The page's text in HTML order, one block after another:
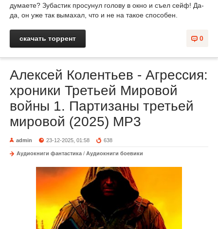
думаете? Зубастик просунул голову в окно и съел сейф! Да-
да, он уже так вымахал, что и не на такое способен.
0
скачать торрент
Алексей Колентьев - Агрессия:
хроники Третьей Мировой
войны 1. Партизаны третьей
мировой (2025) МР3
admin 23-12-2025, 01:58 638
Аудиокниги фантастика / Аудиокниги боевики